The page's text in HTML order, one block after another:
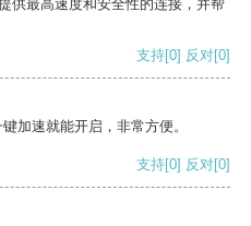
供最高速度和安全性的连接，并帮
支持[0] 反对[0]
加速就能开启，非常方便。
支持[0] 反对[0]